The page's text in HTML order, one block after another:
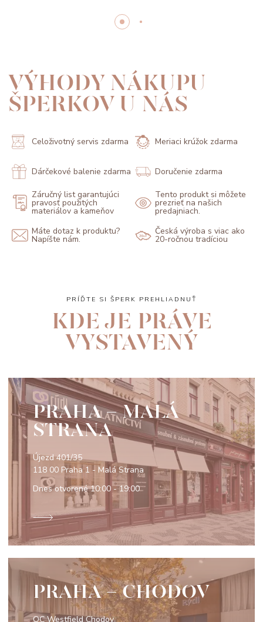
VÝHODY NÁKUPU
ŠPERKOV U NÁS
Celoživotný servis zdarma Meriaci krúžok zdarma
Dárčekové balenie zdarma Doručenie zdarma
Záručný list garantujúci
pravosť použitých
materiálov a kameňov
Tento produkt si môžete
prezrieť na našich
predajniach.
Máte dotaz k produktu?
Napíšte nám.
Česká výroba s viac ako
20-ročnou tradíciou
PRÍĎTE SI ŠPERK PREHLIADNUŤ
KDE JE PRÁVE
VYSTAVENÝ
PRAHA - MALÁ
STRANA
Újezd 401/35
118 00 Praha 1 - Malá Strana
Dnes otvorené10:00 - 19:00
PRAHA - CHODOV
OC Westfield Chodov